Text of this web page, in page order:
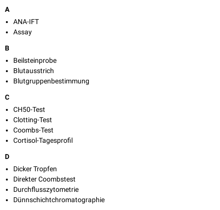
A
ANA-IFT
Assay
B
Beilsteinprobe
Blutausstrich
Blutgruppenbestimmung
C
CH50-Test
Clotting-Test
Coombs-Test
Cortisol-Tagesprofil
D
Dicker Tropfen
Direkter Coombstest
Durchflusszytometrie
Dünnschichtchromatographie